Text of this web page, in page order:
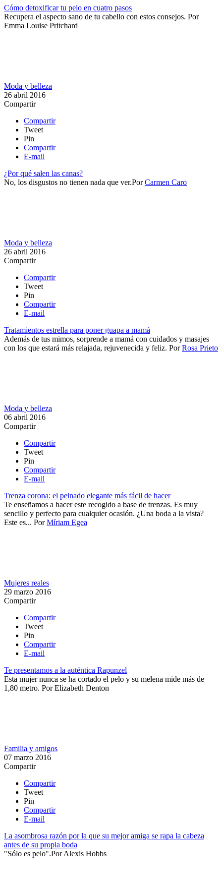
Cómo detoxificar tu pelo en cuatro pasos
Recupera el aspecto sano de tu cabello con estos consejos. Por
Emma Louise Pritchard
Moda y belleza
26 abril 2016
Compartir
Compartir
Tweet
Pin
Compartir
E-mail
¿Por qué salen las canas?
No, los disgustos no tienen nada que ver.​PorCarmen Caro
Moda y belleza
26 abril 2016
Compartir
Compartir
Tweet
Pin
Compartir
E-mail
Tratamientos estrella para poner guapa a mamá
Además de tus mimos, sorprende a mamá con cuidados y masajes
con los que estará más relajada, rejuvenecida y feliz. PorRosa Prieto
Moda y belleza
06 abril 2016
Compartir
Compartir
Tweet
Pin
Compartir
E-mail
Trenza corona: el peinado elegante más fácil de hacer
Te enseñamos a hacer este recogido a base de trenzas. Es muy
sencillo y perfecto para cualquier ocasión. ¿Una boda a la vista?
Este es... PorMíriam Egea
Mujeres reales
29 marzo 2016
Compartir
Compartir
Tweet
Pin
Compartir
E-mail
Te presentamos a la auténtica Rapunzel
Esta mujer nunca se ha cortado el pelo y su melena mide más de
1,80 metro. PorElizabeth Denton
Familia y amigos
07 marzo 2016
Compartir
Compartir
Tweet
Pin
Compartir
E-mail
La asombrosa razón por la que su mejor amiga se rapa la cabeza
antes de su propia boda
"Sólo es pelo".​PorAlexis Hobbs